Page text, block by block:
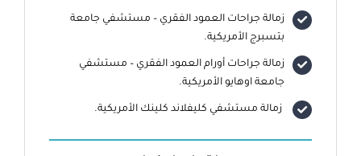
زمالة جراحات العمود الفقري – مستشفي جامعة
بتسبرج الأمريكية.
زمالة جراحات أورام العمود الفقري – مستشفي
جامعة اوهايو الأمريكية.
زمالة مستشفي كليفلاند كلينك الأمريكية.